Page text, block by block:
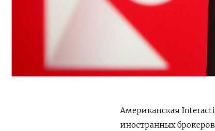
Американская
иностранных